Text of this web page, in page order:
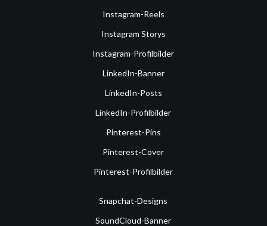
Instagram-Reels
Instagram Storys
Instagram-Profilbilder
LinkedIn-Banner
LinkedIn-Posts
LinkedIn-Profilbilder
Pinterest-Pins
Pinterest-Cover
Pinterest-Profilbilder
Snapchat-Designs
SoundCloud-Banner